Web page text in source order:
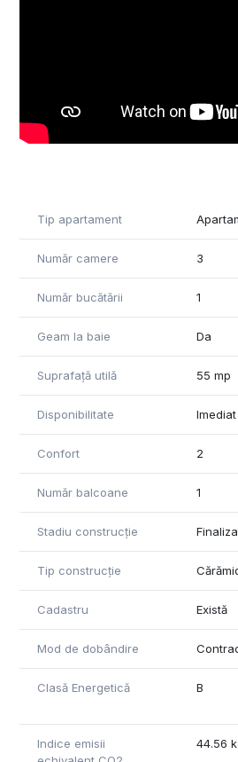
Tip apartament
Număr camere 3
Număr bucătării 1
Geam la baie Da
Suprafață utilă 55 mp
Disponibilitate Imediat
Confort 2
Număr balcoane 1
Stadiu construcție
Tip construcție
Cadastru Există
Mod de dobândire
Clasă Energetică B
Indice emisii
44.56